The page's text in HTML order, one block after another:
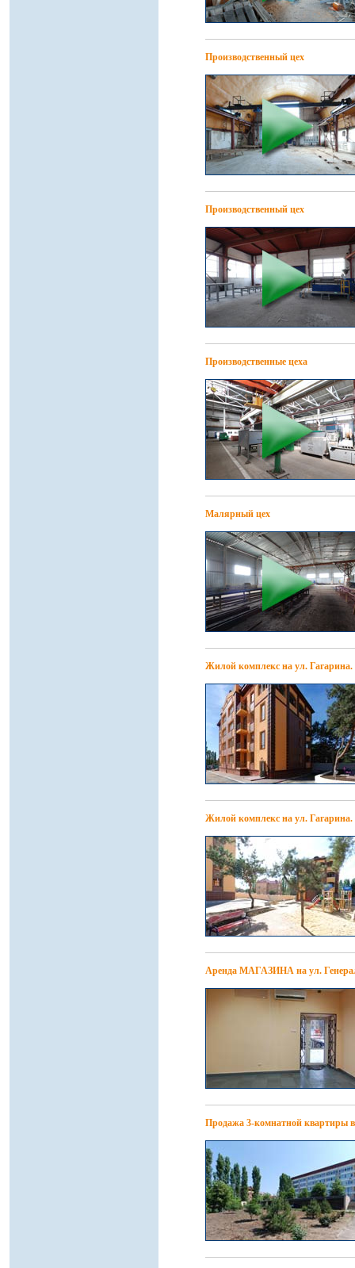
Производственный цех
Производственный цех
Производственные цеха
Малярный цех
Жилой комплекс на ул. Гагарина.
Жилой комплекс на ул.
Аренда МАГАЗИНА на ул.
Продажа 3-комнатной квартиры